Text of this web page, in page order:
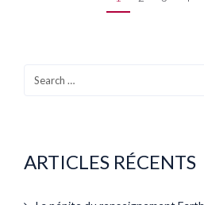
ARTICLES RÉCENTS